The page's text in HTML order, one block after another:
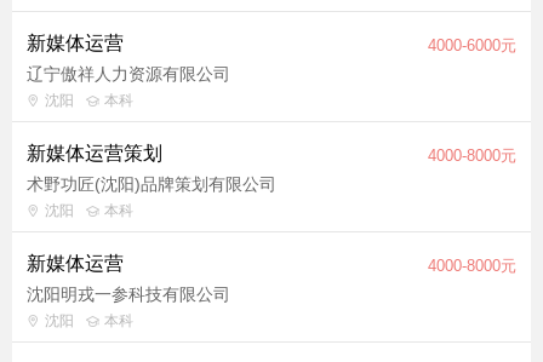
新媒体运营 4000-6000元
辽宁傲祥人力资源有限公司
沈阳 本科
新媒体运营策划 4000-8000元
术野功匠(沈阳)品牌策划有限公司
沈阳 本科
新媒体运营 4000-8000元
沈阳明戎一参科技有限公司
沈阳 本科